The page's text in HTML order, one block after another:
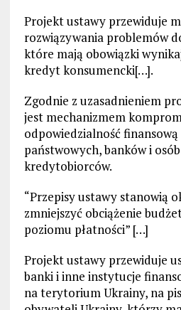
Projekt ustawy przewiduje
rozwiązywania problemów
które mają obowiązki
kredyt konsumencki[…].
Zgodnie z uzasadnieniem
jest mechanizmem
odpowiedzialność
państwowych, banków i
kredytobiorców.
“Przepisy ustawy stanowią
zmniejszyć obciążenie
poziomu płatności” […]
Projekt ustawy przewiduje
banki i inne instytucje
na terytorium Ukrainy, na